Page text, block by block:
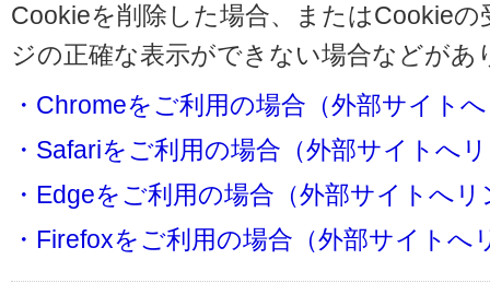
Cookieを削除した場合、またはCookie
ジの正確な表示ができない場合などが
・Chromeをご利用の場合（外部サイト
・Safariをご利用の場合（外部サイトへ
・Edgeをご利用の場合（外部サイトへリ
・Firefoxをご利用の場合（外部サイトへ